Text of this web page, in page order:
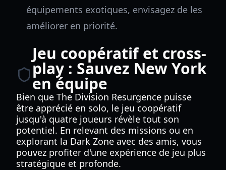
équipements exotiques, envisagez de les
améliorer en priorité.
Jeu coopératif et cross-
play : Sauvez New York
en équipe
Bien que The Division Resurgence puisse
être apprécié en solo, le jeu coopératif
jusqu'à quatre joueurs révèle tout son
potentiel. En relevant des missions ou en
explorant la Dark Zone avec des amis, vous
pouvez profiter d'une expérience de jeu plus
stratégique et profonde.